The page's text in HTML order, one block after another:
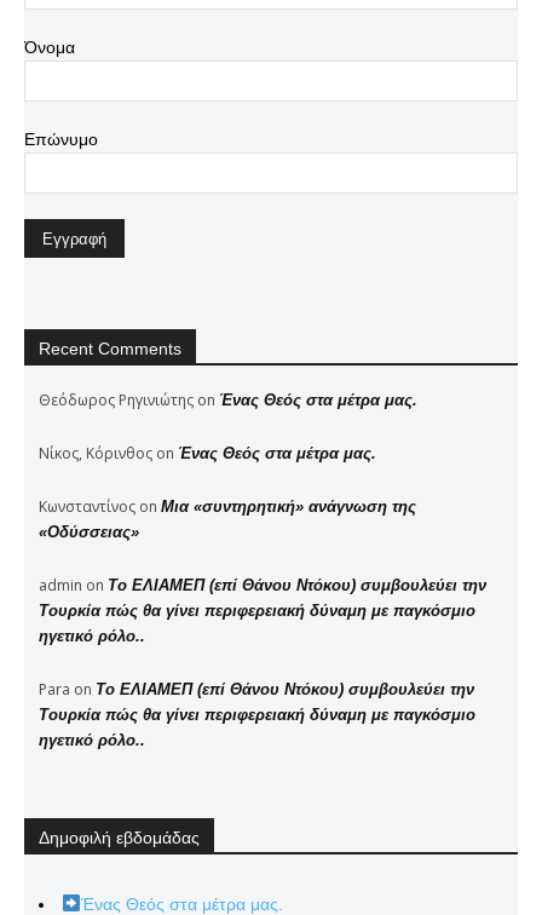
Όνομα
Επώνυμο
Recent Comments
Θεόδωρος Ρηγινιώτης on Ένας Θεός στα μέτρα μας.
Νίκος, Κόρινθος on Ένας Θεός στα μέτρα μας.
Κωνσταντίνος on Μια «συντηρητική» ανάγνωση της
«Οδύσσειας»
admin on Το ΕΛΙΑΜΕΠ (επί Θάνου Ντόκου) συμβουλεύει την
Τουρκία πώς θα γίνει περιφερειακή δύναμη με παγκόσμιο
ηγετικό ρόλο..
Para on Το ΕΛΙΑΜΕΠ (επί Θάνου Ντόκου) συμβουλεύει την
Τουρκία πώς θα γίνει περιφερειακή δύναμη με παγκόσμιο
ηγετικό ρόλο..
Δημοφιλή εβδομάδας
Ένας Θεός στα μέτρα μας.